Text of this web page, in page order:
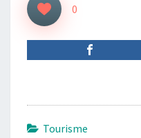
0
Tourisme